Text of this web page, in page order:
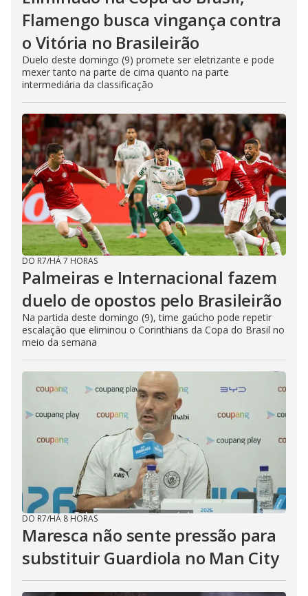
Flamengo busca vingança contra
o Vitória no Brasileirão
Duelo deste domingo (9) promete ser eletrizante e pode
mexer tanto na parte de cima quanto na parte
intermediária da classificação
DO R7/HÁ 7 HORAS
Palmeiras e Internacional fazem
duelo de opostos pelo Brasileirão
Na partida deste domingo (9), time gaúcho pode repetir
escalação que eliminou o Corinthians da Copa do Brasil no
meio da semana
DO R7/HÁ 8 HORAS
Maresca não sente pressão para
substituir Guardiola no Man City